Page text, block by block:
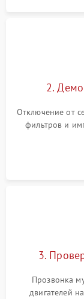
2.
Отключение от
фильтров и
3.
Прозвонка
двигателей